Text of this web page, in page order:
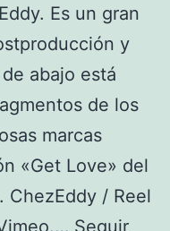
Es un gran
y
abajo está
de los
marcas
«Get Love» del
ChezEddy / Reel
Seguir